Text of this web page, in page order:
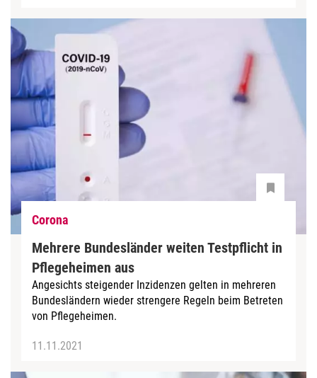
Corona
Mehrere Bundesländer weiten Testpflicht in
Pflegeheimen aus
Angesichts steigender Inzidenzen gelten in mehreren
Bundesländern wieder strengere Regeln beim Betreten
von Pflegeheimen.
11.11.2021